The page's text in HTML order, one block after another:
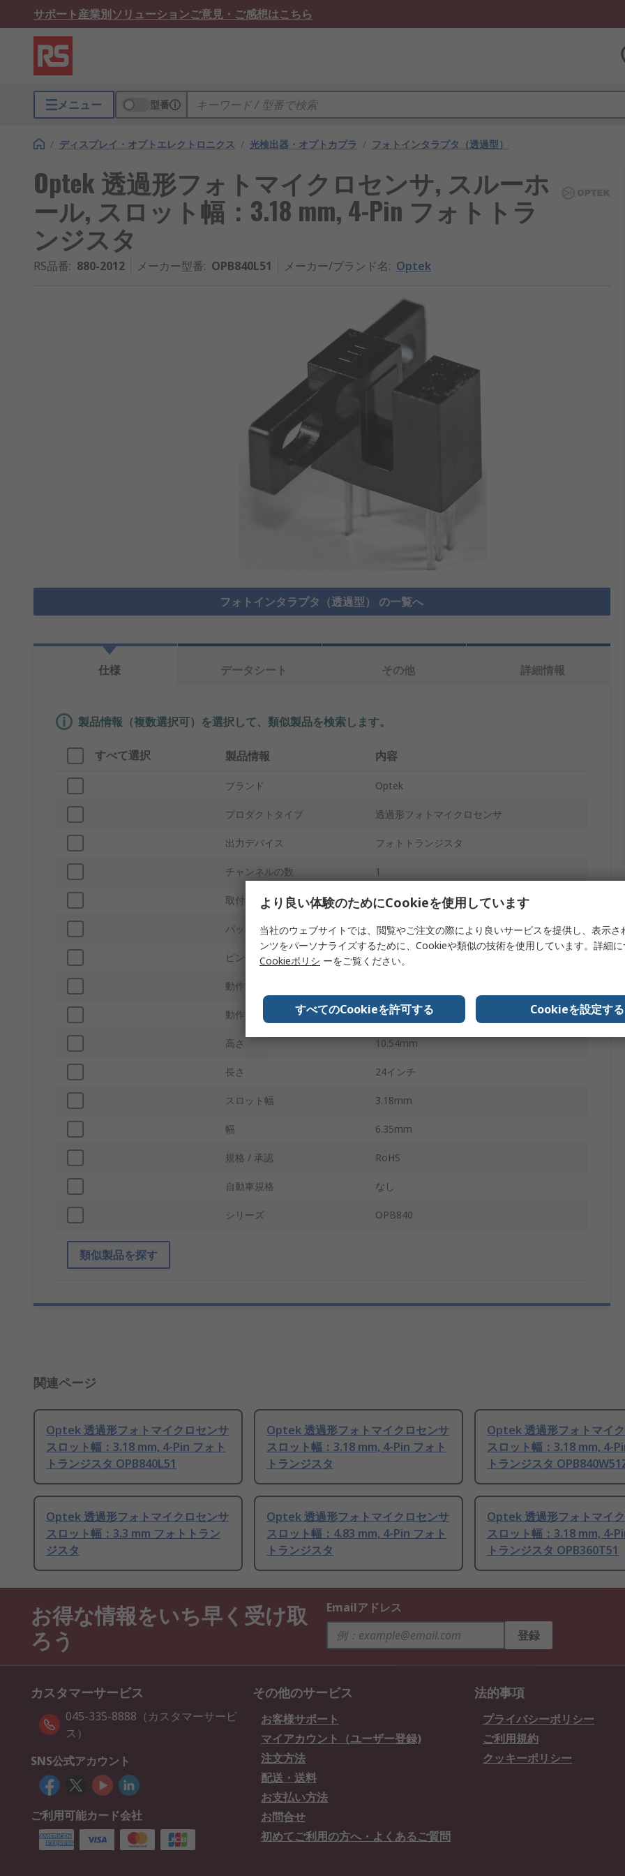
サポート産業別ソリューションご意見・ご感想はこちら
メニュー 型番
/ ディスプレイ・オプトエレクトロニクス / 光検出器・オプトカプラ / フォトインタラプタ（透過型）
Optek 透過形フォトマイクロセンサ, スルーホ
ール, スロット幅：3.18 mm, 4-Pin フォトトラ
ンジスタ
RS品番: 880-2012 メーカー型番: OPB840L51 メーカー/ブランド名: Optek
フォトインタラプタ（透過型） の一覧へ
仕様 データシート その他 詳細情報
製品情報（複数選択可）を選択して、類似製品を検索します。
すべて選択 製品情報 内容
ブランド Optek
プロダクトタイプ 透過形フォトマイクロセンサ
出力デバイス フォトトランジスタ
チャンネルの数 1
取付タイプ スルーホール
パッケージ型式 Lパッケージ
ピン数 4
動作温度 Max
動作温度 Min -40°C
高さ 10.54mm
長さ 24インチ
スロット幅 3.18mm
幅 6.35mm
規格 / 承認 RoHS
自動車規格 なし
シリーズ OPB840
類似製品を探す
関連ページ
Optek 透過形フォトマイクロセンサ
スロット幅：3.18 mm, 4-Pin フォト
トランジスタ OPB840L51
Optek 透過形フォトマイクロセンサ
スロット幅：3.18 mm, 4-Pin フォト
トランジスタ
Optek 透過形フォトマイ
スロット幅：3.18 mm, 4-
トランジスタ
Optek 透過形フォトマイクロセンサ
スロット幅：3.3 mm フォトトラン
ジスタ
Optek 透過形フォトマイクロセンサ
スロット幅：4.83 mm, 4-Pin フォト
トランジスタ
Optek 透過形フォトマイ
スロット幅：3.18 mm, 4-
トランジスタ OPB360T51
お得な情報をいち早く受け取
ろう
Emailアドレス
登録
カスタマーサービス
045-335-8888（カスタマーサービ
ス）
SNS公式アカウント
ご利用可能カード会社
その他のサービス
お客様サポート
マイアカウント（ユーザー登録)
注文方法
配送・送料
お支払い方法
お問合せ
初めてご利用の方へ・よくあるご質問
法的事項
プライバシーポリシー
ご利用規約
クッキーポリシー
より良い体験のためにCookieを使用しています
当社のウェブサイトでは、閲覧やご注文の際により良いサービスを提供し、表示さ
ンツをパーソナライズするために、Cookieや類似の技術を使用しています。詳細に
Cookieポリシ ーをご覧ください。
すべてのCookieを許可する Cookieを設定する